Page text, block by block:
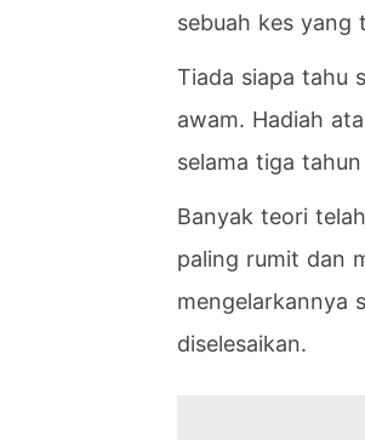
sebuah kes yang
Tiada siapa tahu
awam. Hadiah
selama tiga
Banyak teori
paling rumit dan
mengelarkannya
diselesaikan.